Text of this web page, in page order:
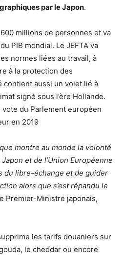
par le Japon.
millions de personnes et va
PIB mondial. Le JEFTA va
normes liées au travail, à
à la protection des
contient aussi un volet lié à
signé sous l’ère Hollande.
vote du Parlement européen
en 2019
montre au monde la volonté
et de l’Union Européenne
du libre-échange et de guider
alors que s’est répandu le
Premier-Ministre japonais,
les tarifs douaniers sur
le cheddar ou encore